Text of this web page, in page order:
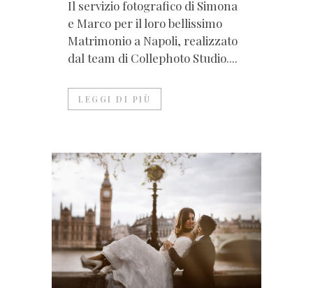
Il servizio fotografico di Simona
e Marco per il loro bellissimo
Matrimonio a Napoli, realizzato
dal team di Collephoto Studio....
LEGGI DI PIÙ